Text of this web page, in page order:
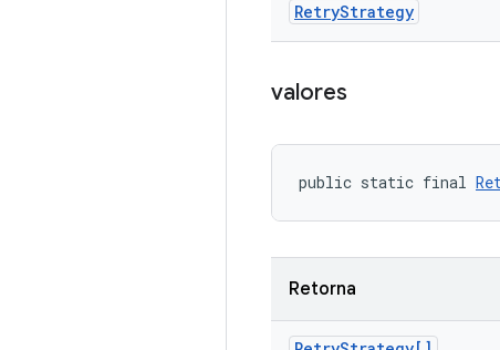
RetryStrategy
valores
public static final
Retorna